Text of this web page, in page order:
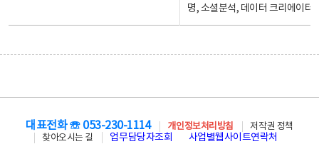
명, 소셜분석, 데이터 크리에이터
대표전화 ☏ 053-230-1114 개인정보처리방침
저작권 정책
찾아오시는 길
업무담당자조회 사업별웹사이트연락처